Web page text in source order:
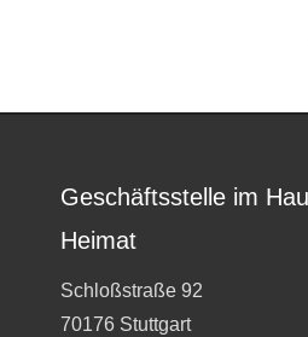
Geschäftsstelle im
Heimat
Schloßstraße 92
70176 Stuttgart